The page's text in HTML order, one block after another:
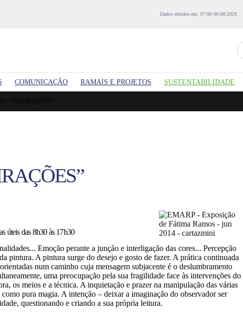
Dados obtidos em: 07:00 06-08-2026
COMUNICAÇÃO RAMAIS E PROJETOS SUSTENTABILIDADE
úteis das 8h30 às 17h30
Emoção perante a junção e interligação das cores... Percepção
pintura. A pintura surge do desejo e gosto de fazer. A prática continuada
num caminho cuja mensagem subjacente é o deslumbramento
uma preocupação pela sua fragilidade face às intervenções do
os meios e a técnica. A inquietação e prazer na manipulação das várias
pura magia. A intenção – deixar a imaginação do observador ser
questionando e criando a sua própria leitura.